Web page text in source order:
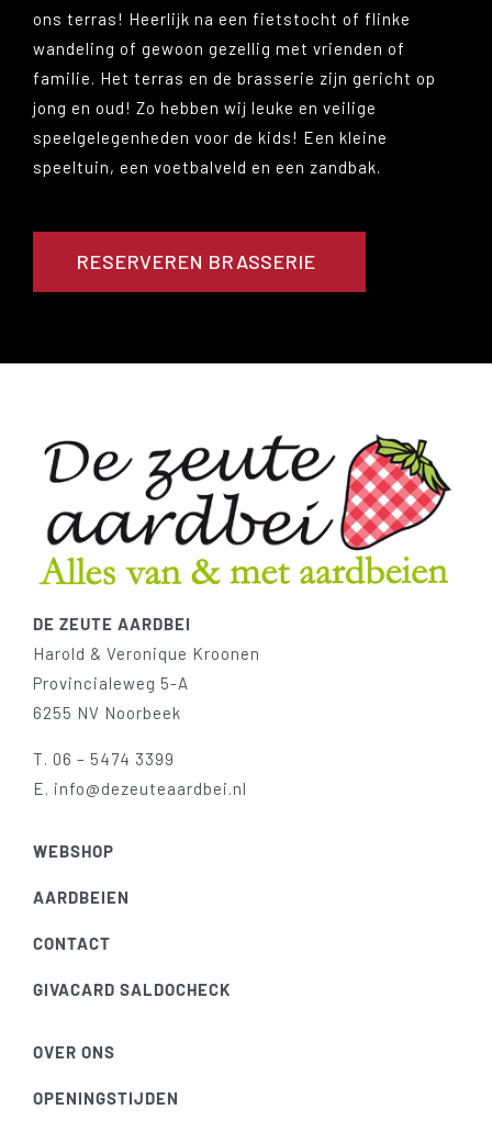
ons terras! Heerlijk na een fietstocht of flinke
wandeling of gewoon gezellig met vrienden of
familie. Het terras en de brasserie zijn gericht op
jong en oud! Zo hebben wij leuke en veilige
speelgelegenheden voor de kids! Een kleine
speeltuin, een voetbalveld en een zandbak.
RESERVEREN BRASSERIE
DE ZEUTE AARDBEI
Harold & Veronique Kroonen
Provincialeweg 5-A
6255 NV Noorbeek
T. 06 – 5474 3399
E. info@dezeuteaardbei.nl
WEBSHOP
AARDBEIEN
CONTACT
GIVACARD SALDOCHECK
OVER ONS
OPENINGSTIJDEN